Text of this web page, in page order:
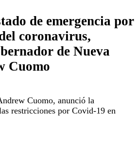
de emergencia por
coronavirus,
de Nueva
Cuomo
Cuomo, anunció la
restricciones por Covid-19 en